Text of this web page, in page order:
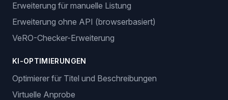
Erweiterung für manuelle Listung
Erweiterung ohne API (browserbasiert)
VeRO-Checker-Erweiterung
KI-OPTIMIERUNGEN
Optimierer für Titel und Beschreibungen
Virtuelle Anprobe